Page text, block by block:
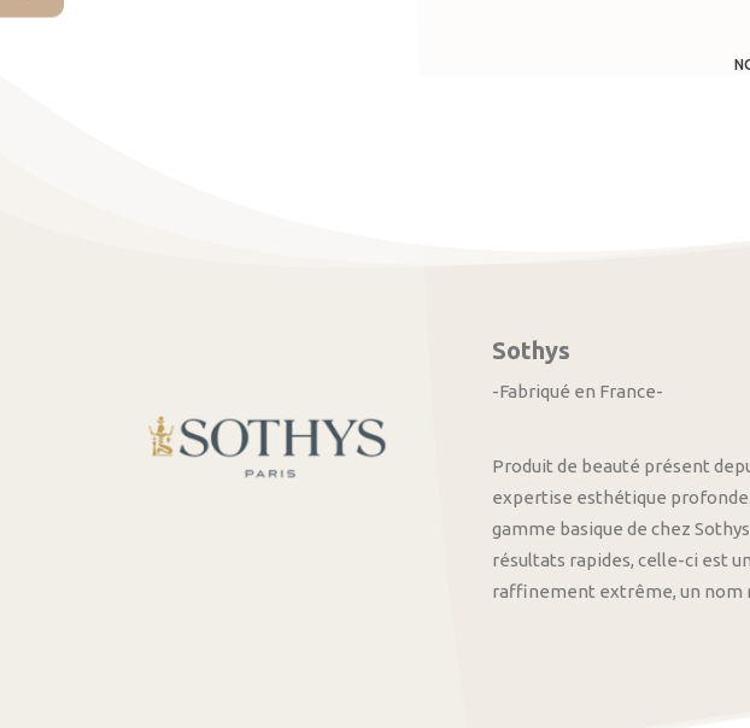
Sothys
-Fabriqué en France-
Produit de beauté présent
expertise esthétique
gamme basique de chez
résultats rapides, celle-ci est
raffinement extrême, un nom